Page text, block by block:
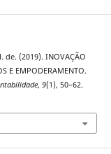
de. (2019). INOVAÇÃO
E EMPODERAMENTO.
, 9(1), 50–62.